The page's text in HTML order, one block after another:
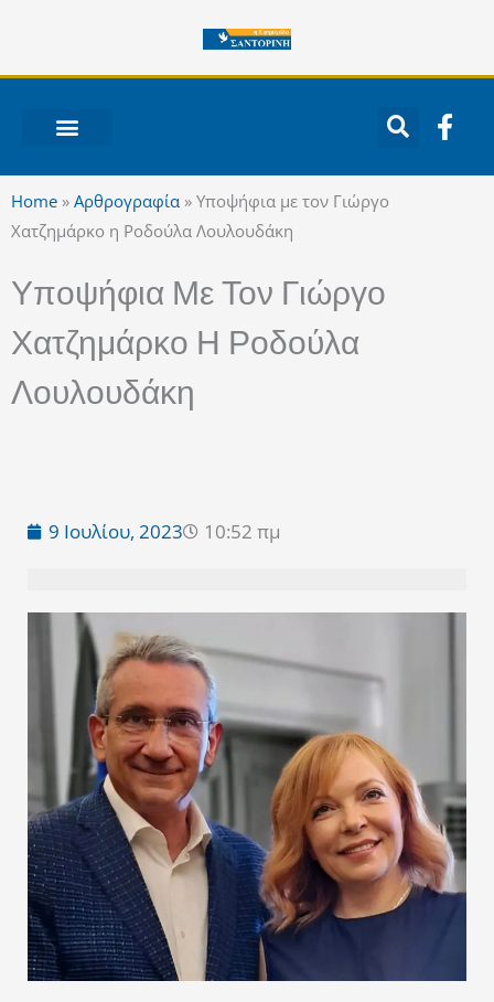
περιεχόμενο
F
a
Home » Αρθρογραφία » Υποψήφια με τον Γιώργο
Χατζημάρκο η Ροδούλα Λουλουδάκη
Υποψήφια Με Τον Γιώργο
Χατζημάρκο Η Ροδούλα
Λουλουδάκη
9 Ιουλίου, 2023 10:52 πμ